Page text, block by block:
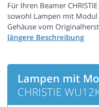
Für Ihren Beamer
sowohl Lampen mit Modul
Gehäuse vom
Lampen mit
CHRISTIE